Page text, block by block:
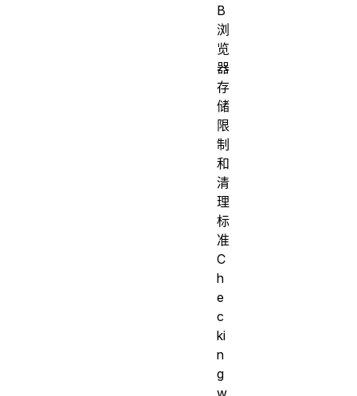
B
浏
览
器
存
储
限
制
和
清
理
标
准
C
h
e
c
ki
n
g
w